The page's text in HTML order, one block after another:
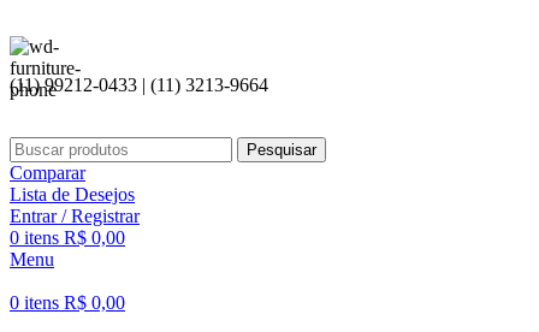
(11) 99212-0433 | (11) 3213-9664
Pesquisar
Comparar
Lista de Desejos
Entrar / Registrar
0 itens R$ 0,00
Menu
0 itens R$ 0,00